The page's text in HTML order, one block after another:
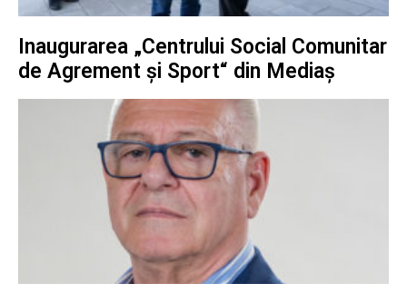
Inaugurarea „Centrului Social Comunitar
de Agrement și Sport“ din Mediaș